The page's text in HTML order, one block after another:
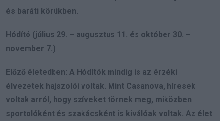
és baráti körükben.
Hódító (július 29. – augusztus 11. és október 30. –
november 7.)
Előző életedben: A Hódítók mindig is az érzéki
élvezetek hajszolói voltak. Mint Casanova, híresek
voltak arról, hogy szíveket törnek meg, miközben
sportolóként és szakácsként is kiválóak voltak. Az élet